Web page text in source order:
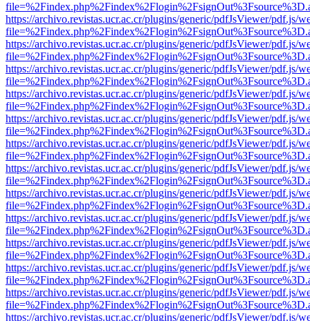
https://archivo.revistas.ucr.ac.cr/plugins/generic/pdfJsViewer/pdf.js/
https://archivo.revistas.ucr.ac.cr/plugins/generic/pdfJsViewer/pdf.js/
https://archivo.revistas.ucr.ac.cr/plugins/generic/pdfJsViewer/pdf.js/
https://archivo.revistas.ucr.ac.cr/plugins/generic/pdfJsViewer/pdf.js/
https://archivo.revistas.ucr.ac.cr/plugins/generic/pdfJsViewer/pdf.js/
https://archivo.revistas.ucr.ac.cr/plugins/generic/pdfJsViewer/pdf.js/
https://archivo.revistas.ucr.ac.cr/plugins/generic/pdfJsViewer/pdf.js/
https://archivo.revistas.ucr.ac.cr/plugins/generic/pdfJsViewer/pdf.js/
https://archivo.revistas.ucr.ac.cr/plugins/generic/pdfJsViewer/pdf.js/
https://archivo.revistas.ucr.ac.cr/plugins/generic/pdfJsViewer/pdf.js/
https://archivo.revistas.ucr.ac.cr/plugins/generic/pdfJsViewer/pdf.js/
https://archivo.revistas.ucr.ac.cr/plugins/generic/pdfJsViewer/pdf.js/
https://archivo.revistas.ucr.ac.cr/plugins/generic/pdfJsViewer/pdf.js/